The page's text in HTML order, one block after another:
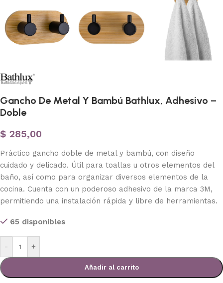
Gancho De Metal Y Bambú Bathlux, Adhesivo –
Doble
$ 285,00
Práctico gancho doble de metal y bambú, con diseño
cuidado y delicado. Útil para toallas u otros elementos del
baño, así como para organizar diversos elementos de la
cocina. Cuenta con un poderoso adhesivo de la marca 3M,
permitiendo una instalación rápida y libre de herramientas.
65 disponibles
- +
Añadir al carrito